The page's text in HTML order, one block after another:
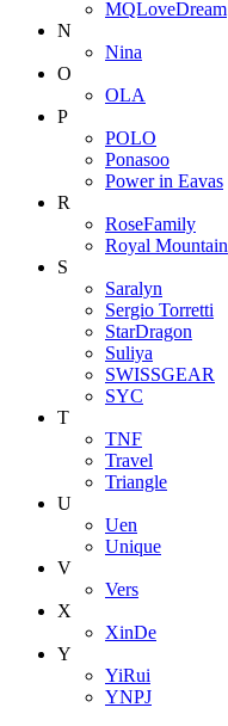
MQLoveDream
N
Nina
O
OLA
P
POLO
Ponasoo
Power in Eavas
R
RoseFamily
Royal Mountain
S
Saralyn
Sergio Torretti
StarDragon
Suliya
SWISSGEAR
SYC
T
TNF
Travel
Triangle
U
Uen
Unique
V
Vers
X
XinDe
Y
YiRui
YNPJ